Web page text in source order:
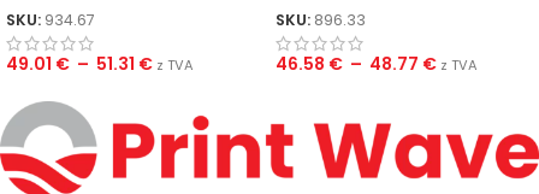
SKU: 934.67
49.01 € – 51.31 € z TVA
SKU: 896.33
46.58 € – 48.77 € z TVA